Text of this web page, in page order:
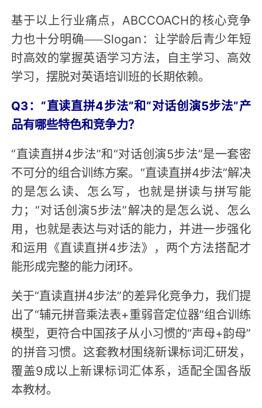
基于以上行业痛点，ABCCOACH的核心竞争
力也十分明确——Slogan：让学龄后青少年短
时高效的掌握英语学习方法，自主学习、高效
学习，摆脱对英语培训班的长期依赖。
Q3：“直读直拼4步法”和“对话创演5步法”产
品有哪些特色和竞争力？
“直读直拼4步法”和“对话创演5步法”是一套密
不可分的组合训练方案。“直读直拼4步法”解决
的是怎么读、怎么写，也就是拼读与拼写能
力；“对话创演5步法”解决的是怎么说、怎么
用，也就是表达与对话的能力，并进一步强化
和运用《直读直拼4步法》，两个方法搭配才
能形成完整的能力闭环。
关于“直读直拼4步法”的差异化竞争力，我们提
出了“辅元拼音乘法表+重弱音定位器”组合训练
模型，更符合中国孩子从小习惯的“声母+韵母”
的拼音习惯。这套教材围绕新课标词汇研发，
覆盖9成以上新课标词汇体系，适配全国各版
本教材。